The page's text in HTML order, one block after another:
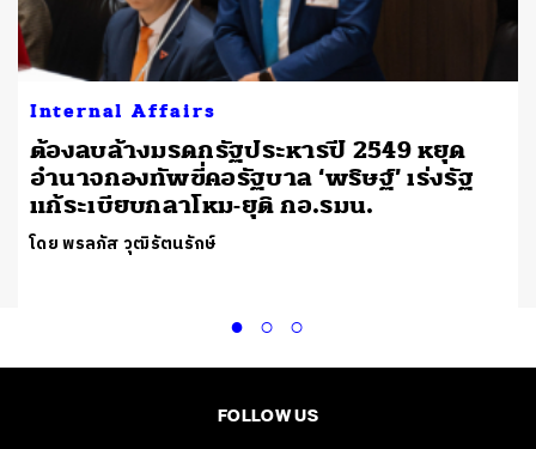
Internal Affairs
ต้องลบล้างมรดกรัฐประหารปี 2549 หยุด
อำนาจกองทัพขี่คอรัฐบาล ‘พริษฐ์’ เร่งรัฐ
แก้ระเบียบกลาโหม-ยุติ กอ.รมน.
โดย พรลภัส วุฒิรัตนรักษ์
FOLLOW US